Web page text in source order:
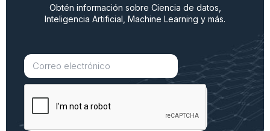
Obtén información sobre Ciencia de datos,
Inteligencia Artificial, Machine Learning y más.